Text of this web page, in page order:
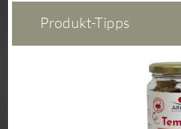
Misosuppe mit Udon
Nasi Goreng Reispfanne
Pak Choi Gemüsepfanne
Produkt-Tipps